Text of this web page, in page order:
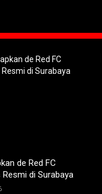
de Red FC
di Surabaya